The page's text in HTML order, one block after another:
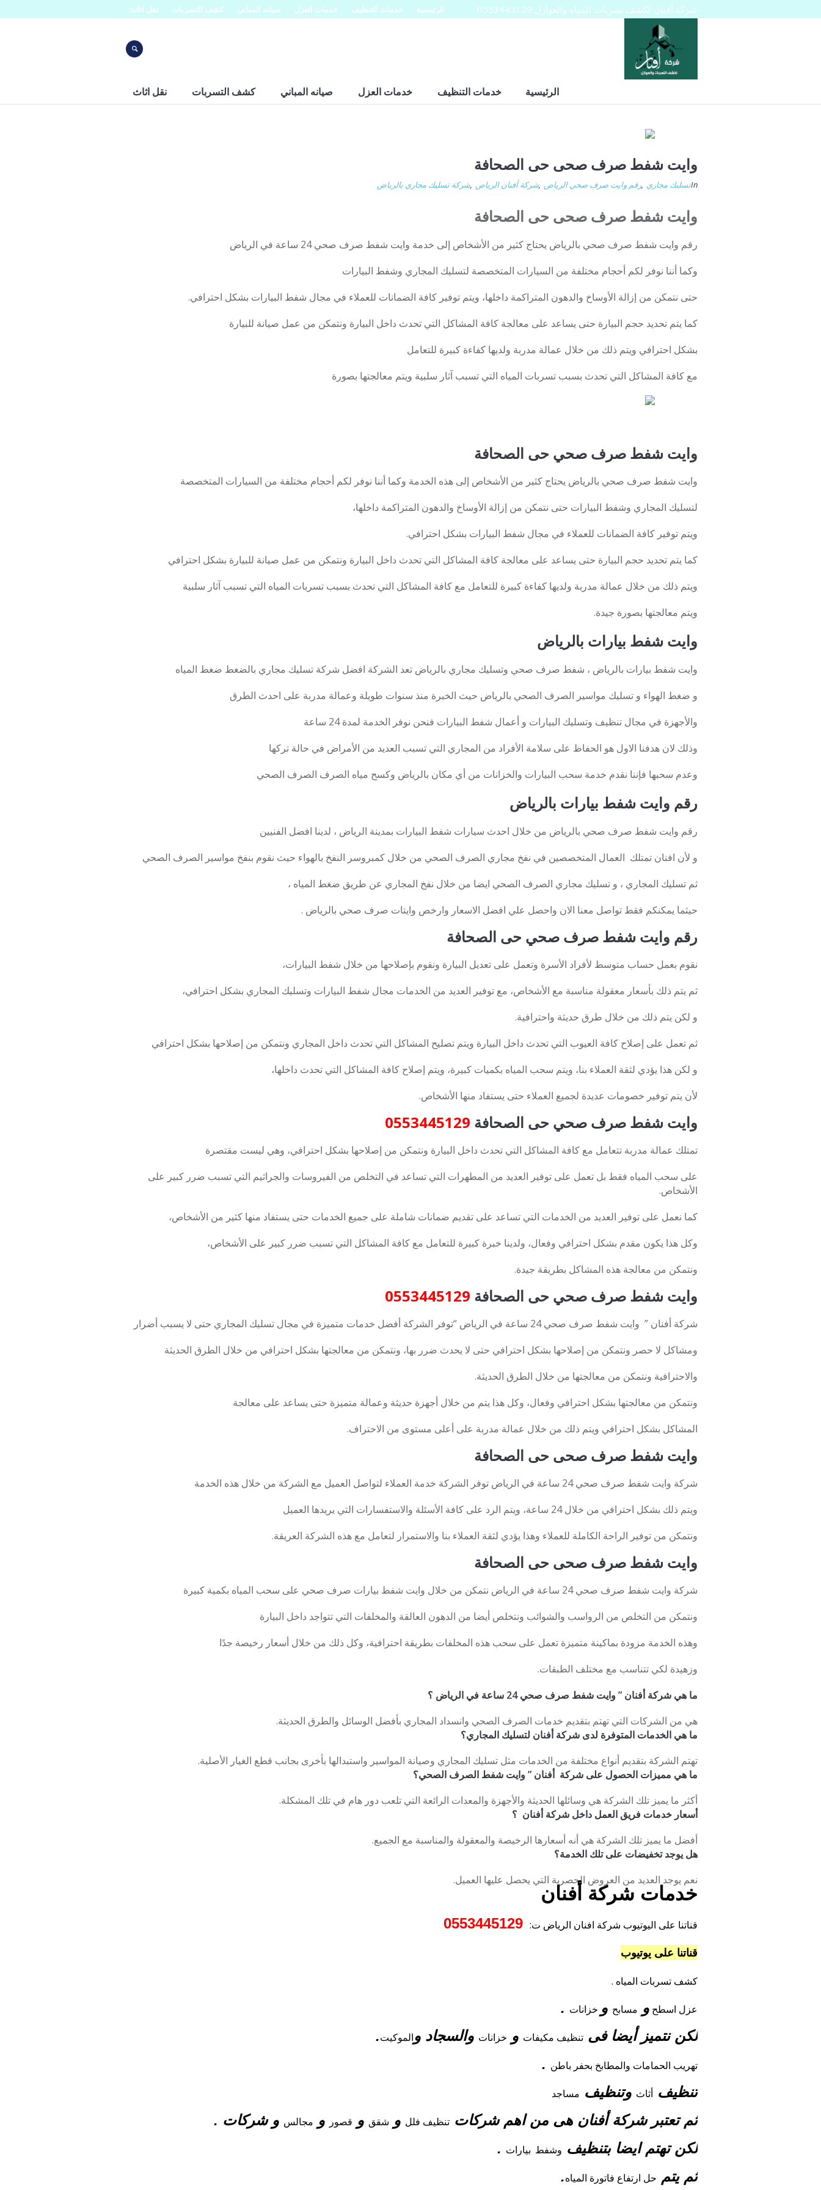
الرئيسية خدمات التنظيف خدمات العزل صيانه المباني كشف التسربات نقل اثاث شركة أفنان لكشف تسربات المياه والعوازل 0553445129
الرئيسية خدمات التنظيف خدمات العزل صيانه المباني كشف التسربات نقل اثاث
وايت شفط صرف صحى حى الصحافة
Inتسليك مجاري ,رقم وايت صرف صحي الرياض ,شركة أفنان الرياض ,شركة تسليك مجاري بالرياض
وايت شفط صرف صحى حى الصحافة
رقم وايت شفط صرف صحي بالرياض يحتاج كثير من الأشخاص إلى خدمة وايت شفط صرف صحي 24 ساعة في الرياض
وكما أننا نوفر لكم أحجام مختلفة من السيارات المتخصصة لتسليك المجاري وشفط البيارات
حتى نتمكن من إزالة الأوساخ والدهون المتراكمة داخلها، ويتم توفير كافة الضمانات للعملاء في مجال شفط البيارات بشكل احترافي.
كما يتم تحديد حجم البيارة حتى يساعد على معالجة كافة المشاكل التي تحدث داخل البيارة ونتمكن من عمل صيانة للبيارة
بشكل احترافي ويتم ذلك من خلال عمالة مدربة ولديها كفاءة كبيرة للتعامل
مع كافة المشاكل التي تحدث بسبب تسربات المياه التي تسبب آثار سلبية ويتم معالجتها بصورة
وايت شفط صرف صحي حى الصحافة
وايت شفط صرف صحي بالرياض يحتاج كثير من الأشخاص إلى هذه الخدمة وكما أننا نوفر لكم أحجام مختلفة من السيارات المتخصصة
لتسليك المجاري وشفط البيارات حتى نتمكن من إزالة الأوساخ والدهون المتراكمة داخلها،
ويتم توفير كافة الضمانات للعملاء في مجال شفط البيارات بشكل احترافي.
كما يتم تحديد حجم البيارة حتى يساعد على معالجة كافة المشاكل التي تحدث داخل البيارة ونتمكن من عمل صيانة للبيارة بشكل احترافي
ويتم ذلك من خلال عمالة مدربة ولديها كفاءة كبيرة للتعامل مع كافة المشاكل التي تحدث بسبب تسربات المياه التي تسبب آثار سلبية
ويتم معالجتها بصورة جيدة.
وايت شفط بيارات بالرياض
وايت شفط بيارات بالرياض ، شفط صرف صحي وتسليك مجاري بالرياض تعد الشركة افضل شركة تسليك مجاري بالضغط ضغط المياه
و ضغط الهواء و تسليك مواسير الصرف الصحي بالرياض حيث الخبرة منذ سنوات طويلة وعمالة مدربة على احدث الطرق
والأجهزة في مجال تنظيف وتسليك البيارات و أعمال شفط البيارات فنحن نوفر الخدمة لمدة 24 ساعة
وذلك لان هدفنا الاول هو الحفاظ على سلامة الأفراد من المجاري التي تسبب العديد من الأمراض في حالة تركها
وعدم سحبها فإننا نقدم خدمة سحب البيارات والخزانات من أي مكان بالرياض وكسح مياه الصرف الصرف الصحي
رقم وايت شفط بيارات بالرياض
رقم وايت شفط صرف صحي بالرياض من خلال احدث سيارات شفط البيارات بمدينة الرياض ، لدينا افضل الفنيين
و لأن افنان تمتلك العمال المتخصصين في نفخ مجاري الصرف الصحي من خلال كمبروسر النفخ بالهواء حيث نقوم بنفخ مواسير الصرف الصحي
ثم تسليك المجاري ، و تسليك مجاري الصرف الصحي ايضا من خلال نفخ المجاري عن طريق ضغط المياه ،
حيثما يمكنكم فقط تواصل معنا الان واحصل علي افضل الاسعار وارخص وايتات صرف صحي بالرياض .
رقم وايت شفط صرف صحي حى الصحافة
نقوم بعمل حساب متوسط لأفراد الأسرة وتعمل على تعديل البيارة ونقوم بإصلاحها من خلال شفط البيارات،
ثم يتم ذلك بأسعار معقولة مناسبة مع الأشخاص، مع توفير العديد من الخدمات مجال شفط البيارات وتسليك المجاري بشكل احترافي،
و لكن يتم ذلك من خلال طرق حديثة واحترافية.
ثم تعمل على إصلاح كافة العيوب التي تحدث داخل البيارة ويتم تصليح المشاكل التي تحدث داخل المجاري ونتمكن من إصلاحها بشكل احترافي
و لكن هذا يؤدي لثقة العملاء بنا، ويتم سحب المياه بكميات كبيرة، ويتم إصلاح كافة المشاكل التي تحدث داخلها،
لأن يتم توفير خصومات عديدة لجميع العملاء حتى يستفاد منها الأشخاص.
وايت شفط صرف صحي حى الصحافة 0553445129
تمتلك عمالة مدربة تتعامل مع كافة المشاكل التي تحدث داخل البيارة ونتمكن من إصلاحها بشكل احترافي، وهي ليست مقتصرة
على سحب المياه فقط بل تعمل على توفير العديد من المطهرات التي تساعد في التخلص من الفيروسات والجراثيم التي تسبب ضرر كبير على
الأشخاص.
كما نعمل على توفير العديد من الخدمات التي تساعد على تقديم ضمانات شاملة على جميع الخدمات حتى يستفاد منها كثير من الأشخاص،
وكل هذا يكون مقدم بشكل احترافي وفعال، ولدينا خبرة كبيرة للتعامل مع كافة المشاكل التي تسبب ضرر كبير على الأشخاص،
ونتمكن من معالجة هذه المشاكل بطريقة جيدة.
وايت شفط صرف صحي حى الصحافة 0553445129
شركة أفنان ” وايت شفط صرف صحي 24 ساعة في الرياض “توفر الشركة أفضل خدمات متميزة في مجال تسليك المجاري حتى لا يسبب أضرار
ومشاكل لا حصر ونتمكن من إصلاحها بشكل احترافي حتى لا يحدث ضرر بها، ونتمكن من معالجتها بشكل احترافي من خلال الطرق الحديثة
والاحترافية ونتمكن من معالجتها من خلال الطرق الحديثة.
ونتمكن من معالجتها بشكل احترافي وفعال، وكل هذا يتم من خلال أجهزة حديثة وعمالة متميزة حتى يساعد على معالجة
المشاكل بشكل احترافي ويتم ذلك من خلال عمالة مدربة على أعلى مستوى من الاحتراف.
وايت شفط صرف صحى حى الصحافة
شركة وايت شفط صرف صحي 24 ساعة في الرياض توفر الشركة خدمة العملاء لتواصل العميل مع الشركة من خلال هذه الخدمة
ويتم ذلك بشكل احترافي من خلال 24 ساعة، ويتم الرد على كافة الأسئلة والاستفسارات التي يريدها العميل
ونتمكن من توفير الراحة الكاملة للعملاء وهذا يؤدي لثقة العملاء بنا والاستمرار لتعامل مع هذه الشركة العريقة.
وايت شفط صرف صحى حى الصحافة
شركة وايت شفط صرف صحي 24 ساعة في الرياض نتمكن من خلال وايت شفط بيارات صرف صحي على سحب المياه بكمية كبيرة
ونتمكن من التخلص من الرواسب والشوائب ونتخلص أيضا من الدهون العالقة والمخلفات التي تتواجد داخل البيارة
وهذه الخدمة مزودة بماكينة متميزة تعمل على سحب هذه المخلفات بطريقة احترافية، وكل ذلك من خلال أسعار رخيصة جدًا
وزهيدة لكي تتناسب مع مختلف الطبقات.
ما هي شركة أفنان ” وايت شفط صرف صحي 24 ساعة في الرياض ؟
هي من الشركات التي تهتم بتقديم خدمات الصرف الصحي وانسداد المجاري بأفضل الوسائل والطرق الحديثة.
ما هي الخدمات المتوفرة لدى شركة أفنان لتسليك المجاري؟
تهتم الشركة بتقديم أنواع مختلفة من الخدمات مثل تسليك المجاري وصيانة المواسير واستبدالها بأخرى بجانب قطع الغيار الأصلية.
ما هي مميزات الحصول على شركة أفنان ” وايت شفط الصرف الصحي؟
أكثر ما يميز تلك الشركة هي وسائلها الحديثة والأجهزة والمعدات الرائعة التي تلعب دور هام في تلك المشكلة.
أسعار خدمات فريق العمل داخل شركة أفنان ؟
أفضل ما يميز تلك الشركة هي أنه أسعارها الرخيصة والمعقولة والمناسبة مع الجميع.
هل يوجد تخفيضات على تلك الخدمة؟
نعم يوجد العديد من العروض الحصرية التي يحصل عليها العميل.
خدمات شركة أفنان
قناتنا على اليوتيوب شركة افنان الرياض ت: 0553445129
قناتنا على يوتيوب
كشف تسربات المياه .
عزل اسطح و مسابح و خزانات .
لكن نتميز أيضا فى تنظيف مكيفات و خزانات والسجاد والموكيت.
تهريب الحمامات والمطابخ بحفر باطن .
تنظيف أثاث وتنظيف مساجد
ثم تعتبر شركة أفنان هى من اهم شركات تنظيف فلل و شقق و قصور و مجالس و شركات .
لكن تهتم ايضا بتنظيف وشفط بيارات .
ثم يتم حل ارتفاع فاتورة المياه.